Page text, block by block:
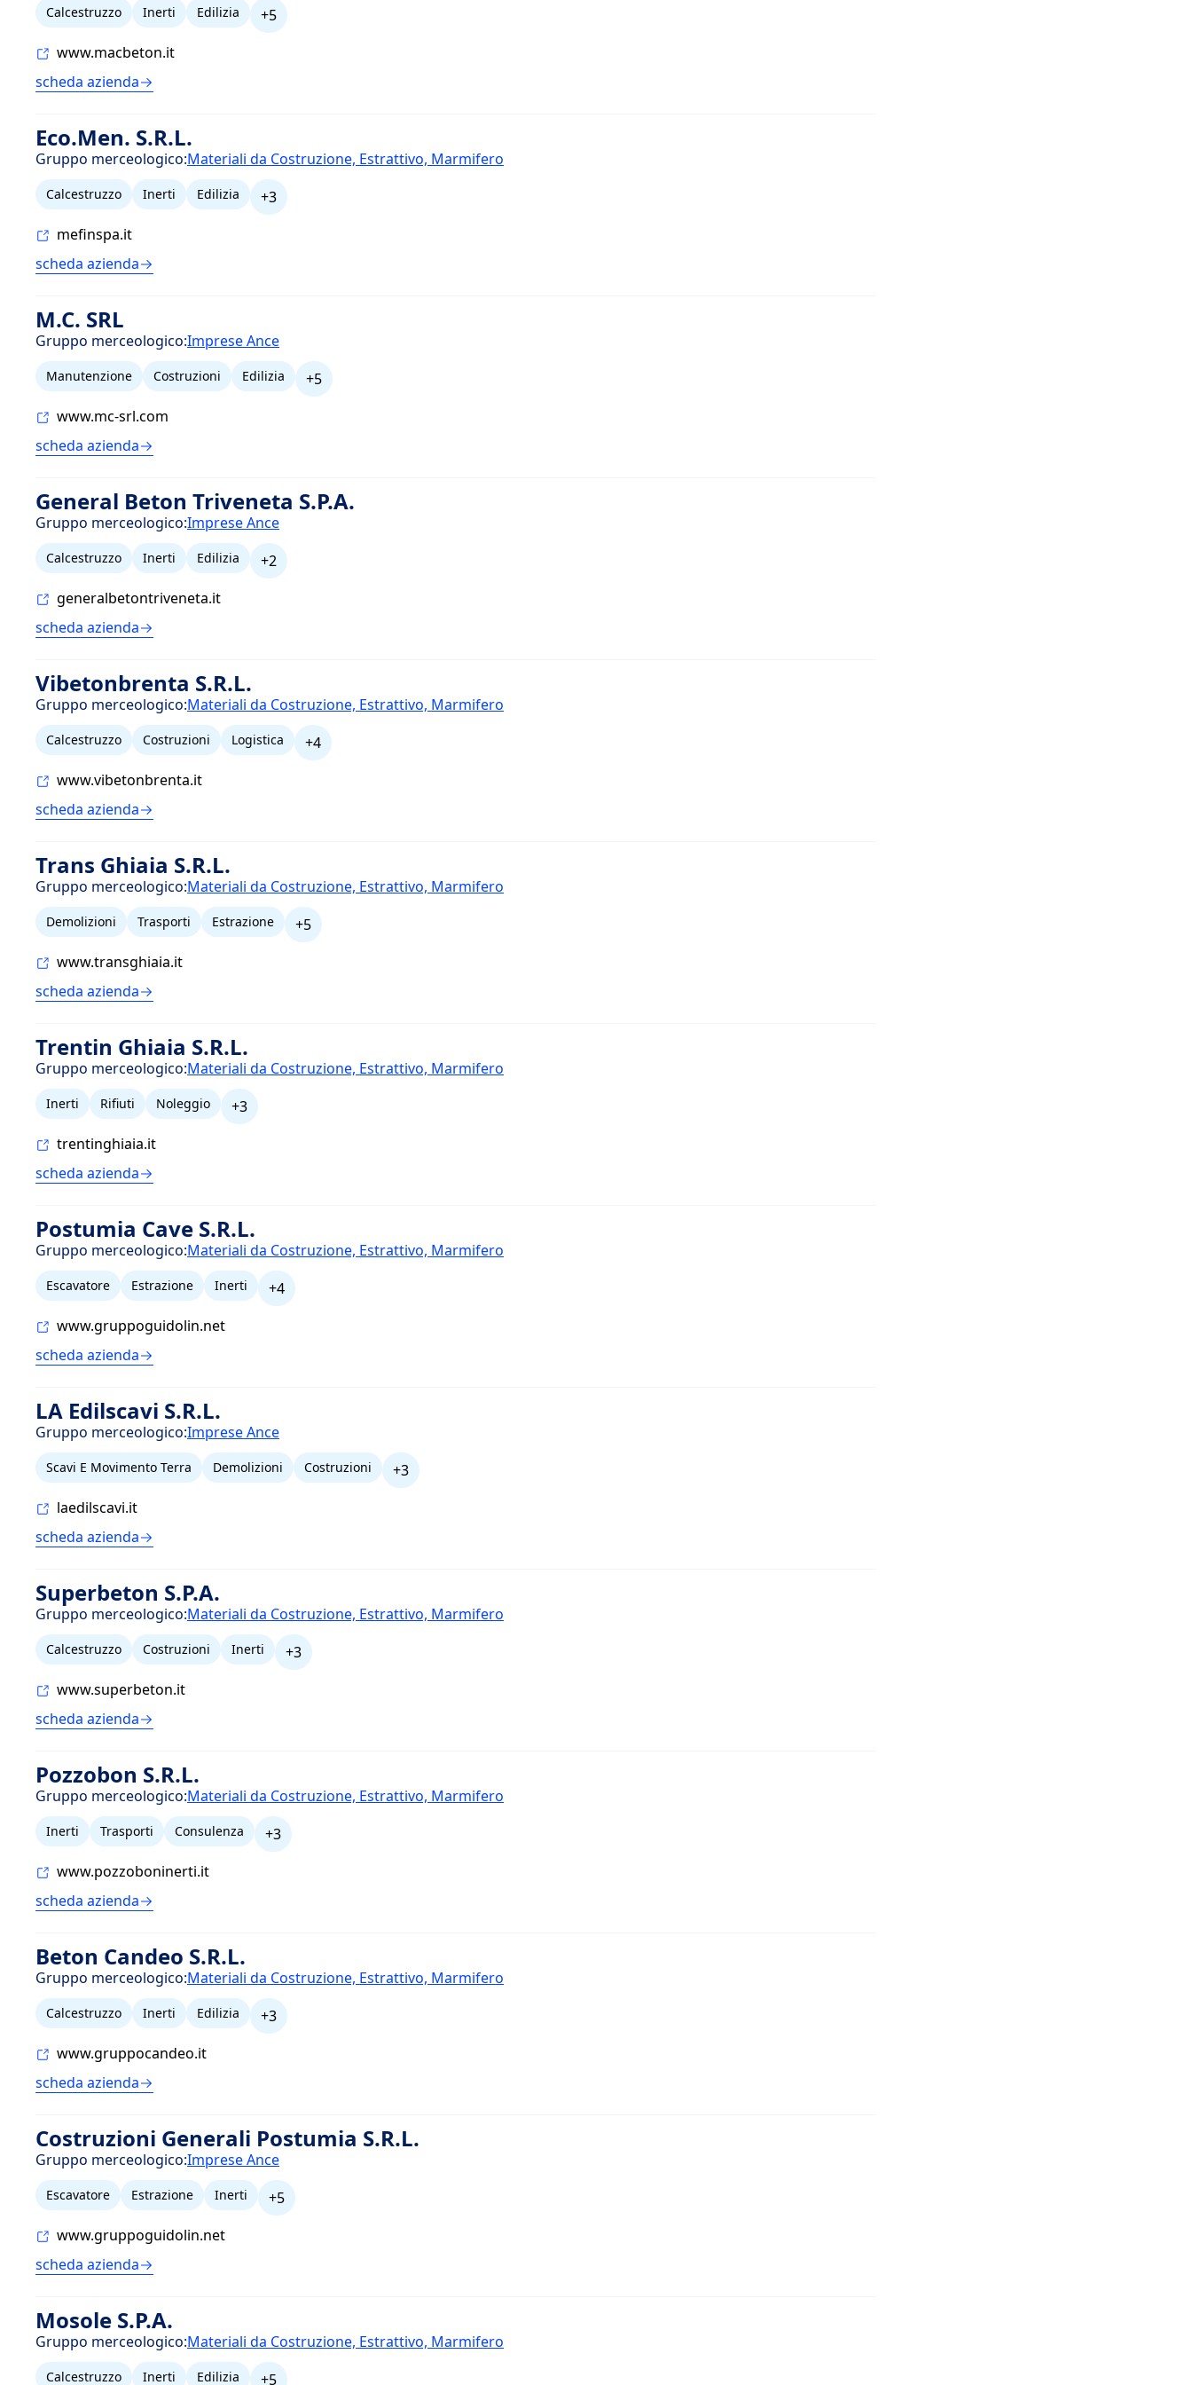
Calcestruzzo Inerti Edilizia
+5
www.macbeton.it
scheda azienda
Eco.Men. S.R.L.
Gruppo merceologico:Materiali da Costruzione, Estrattivo, Marmifero
Calcestruzzo Inerti Edilizia
+3
mefinspa.it
scheda azienda
M.C. SRL
Gruppo merceologico:Imprese Ance
Manutenzione Costruzioni Edilizia
+5
www.mc-srl.com
scheda azienda
General Beton Triveneta S.P.A.
Gruppo merceologico:Imprese Ance
Calcestruzzo Inerti Edilizia
+2
generalbetontriveneta.it
scheda azienda
Vibetonbrenta S.R.L.
Gruppo merceologico:Materiali da Costruzione, Estrattivo, Marmifero
Calcestruzzo Costruzioni Logistica
+4
www.vibetonbrenta.it
scheda azienda
Trans Ghiaia S.R.L.
Gruppo merceologico:Materiali da Costruzione, Estrattivo, Marmifero
Demolizioni Trasporti Estrazione
+5
www.transghiaia.it
scheda azienda
Trentin Ghiaia S.R.L.
Gruppo merceologico:Materiali da Costruzione, Estrattivo, Marmifero
Inerti Rifiuti Noleggio
+3
trentinghiaia.it
scheda azienda
Postumia Cave S.R.L.
Gruppo merceologico:Materiali da Costruzione, Estrattivo, Marmifero
Escavatore Estrazione Inerti
+4
www.gruppoguidolin.net
scheda azienda
LA Edilscavi S.R.L.
Gruppo merceologico:Imprese Ance
Scavi E Movimento Terra Demolizioni Costruzioni
+3
laedilscavi.it
scheda azienda
Superbeton S.P.A.
Gruppo merceologico:Materiali da Costruzione, Estrattivo, Marmifero
Calcestruzzo Costruzioni Inerti
+3
www.superbeton.it
scheda azienda
Pozzobon S.R.L.
Gruppo merceologico:Materiali da Costruzione, Estrattivo, Marmifero
Inerti Trasporti Consulenza
+3
www.pozzoboninerti.it
scheda azienda
Beton Candeo S.R.L.
Gruppo merceologico:Materiali da Costruzione, Estrattivo, Marmifero
Calcestruzzo Inerti Edilizia
+3
www.gruppocandeo.it
scheda azienda
Costruzioni Generali Postumia S.R.L.
Gruppo merceologico:Imprese Ance
Escavatore Estrazione Inerti
+5
www.gruppoguidolin.net
scheda azienda
Mosole S.P.A.
Gruppo merceologico:Materiali da Costruzione, Estrattivo, Marmifero
Calcestruzzo Inerti Edilizia +5